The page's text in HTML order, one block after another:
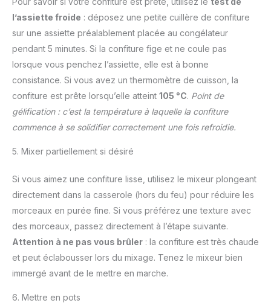
l’assiette froide : déposez une petite cuillère de confiture
sur une assiette préalablement placée au congélateur
pendant 5 minutes. Si la confiture fige et ne coule pas
lorsque vous penchez l’assiette, elle est à bonne
consistance. Si vous avez un thermomètre de cuisson, la
confiture est prête lorsqu’elle atteint 105 °C. Point de
gélification : c’est la température à laquelle la confiture
commence à se solidifier correctement une fois refroidie.
5. Mixer partiellement si désiré
Si vous aimez une confiture lisse, utilisez le mixeur plongeant
directement dans la casserole (hors du feu) pour réduire les
morceaux en purée fine. Si vous préférez une texture avec
des morceaux, passez directement à l’étape suivante.
Attention à ne pas vous brûler : la confiture est très chaude
et peut éclabousser lors du mixage. Tenez le mixeur bien
immergé avant de le mettre en marche.
6. Mettre en pots